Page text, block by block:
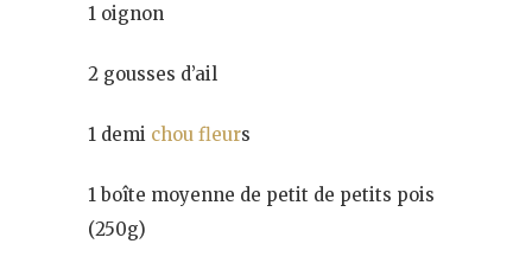
1 oignon
2 gousses d’ail
1 demi chou fleurs
1 boîte moyenne de petit de petits pois
(250g)